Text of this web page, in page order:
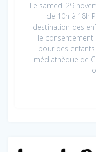
Le samedi 29
de 10h à 18h
destination des
le consentement
pour des
médiathèque de